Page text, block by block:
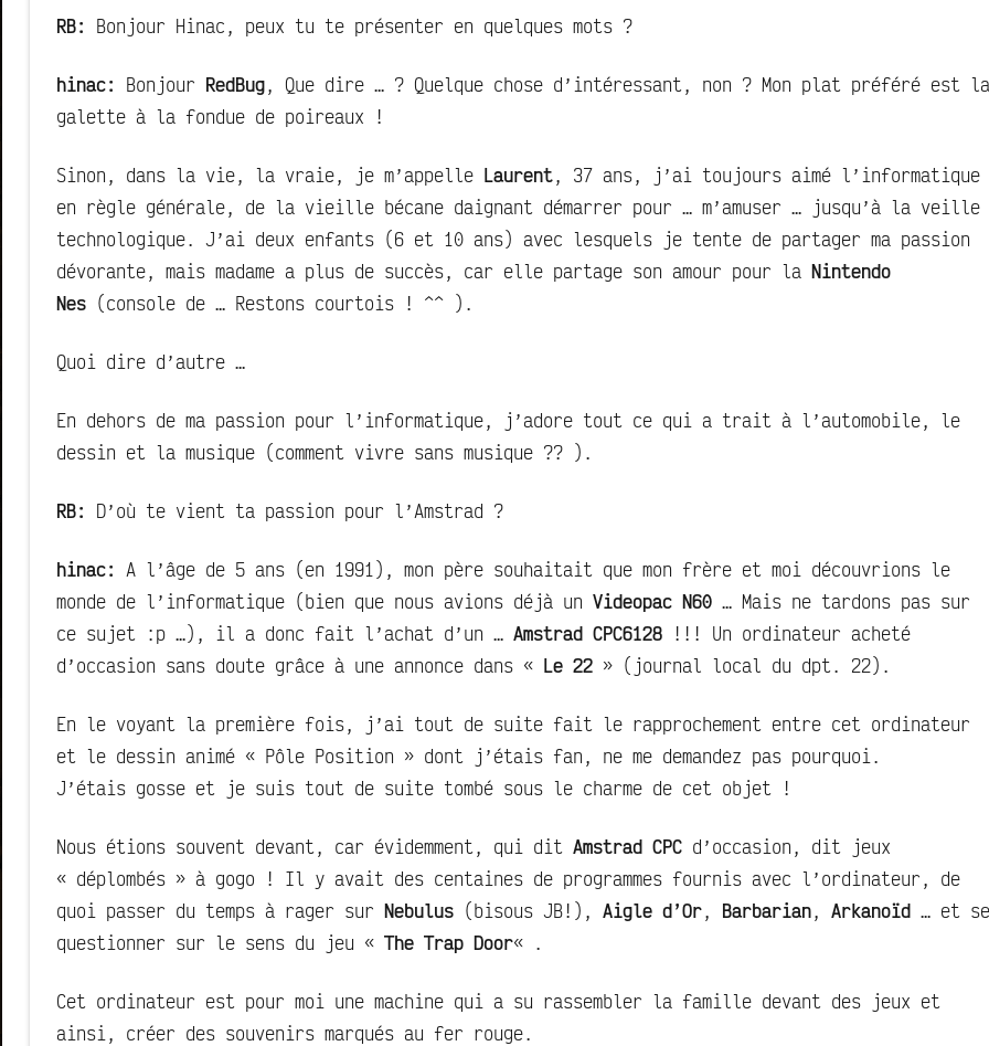
RB: Bonjour Hinac, peux tu te présenter en quelques mots ?
hinac: Bonjour RedBug, Que dire … ? Quelque chose d’intéressant, non ? Mon plat préféré est la
galette à la fondue de poireaux !
Sinon, dans la vie, la vraie, je m’appelle Laurent, 37 ans, j’ai toujours aimé l’informatique
en règle générale, de la vieille bécane daignant démarrer pour … m’amuser … jusqu’à la veille
technologique. J’ai deux enfants (6 et 10 ans) avec lesquels je tente de partager ma passion
dévorante, mais madame a plus de succès, car elle partage son amour pour la Nintendo
Nes (console de … Restons courtois ! ^^ ).
Quoi dire d’autre …
En dehors de ma passion pour l’informatique, j’adore tout ce qui a trait à l’automobile, le
dessin et la musique (comment vivre sans musique ?? ).
RB: D’où te vient ta passion pour l’Amstrad ?
hinac:
A l’âge de 5 ans (en 1991), mon père souhaitait que mon frère et moi découvrions le
monde de l’informatique (bien que nous avions déjà un Videopac N60 … Mais ne tardons pas sur
ce sujet :p …), il a donc fait l’achat d’un … Amstrad CPC6128 !!! Un ordinateur acheté
d’occasion sans doute grâce à une annonce dans « Le 22 » (journal local du dpt. 22).
En le voyant la première fois, j’ai tout de suite fait le rapprochement entre cet ordinateur
et le dessin animé « Pôle Position » dont j’étais fan, ne me demandez pas pourquoi.
J’étais gosse et je suis tout de suite tombé sous le charme de cet objet !
Nous étions souvent devant, car évidemment, qui dit Amstrad CPC d’occasion, dit jeux
« déplombés » à gogo ! Il y avait des centaines de programmes fournis avec l’ordinateur, de
quoi passer du temps à rager sur Nebulus (bisous JB!), Aigle d’Or, Barbarian, Arkanoïd … et se
questionner sur le sens du jeu « The Trap Door« .
Cet ordinateur est pour moi une machine qui a su rassembler la famille devant des jeux et
ainsi, créer des souvenirs marqués au fer rouge.